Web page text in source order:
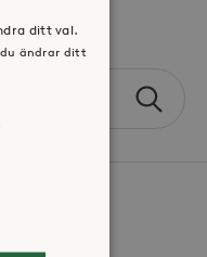
Sköndal
Sök
ditt val.
du ändrar ditt